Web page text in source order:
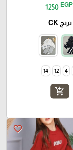
1250 EGP
ترنج CK
4
12
14
add_shopping_cart
favorite_border